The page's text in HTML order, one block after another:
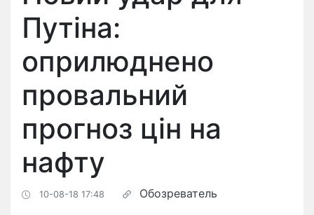
Путіна:
оприлюднено
провальний
прогноз цін на
нафту
10-08-18 17:48 Обозреватель